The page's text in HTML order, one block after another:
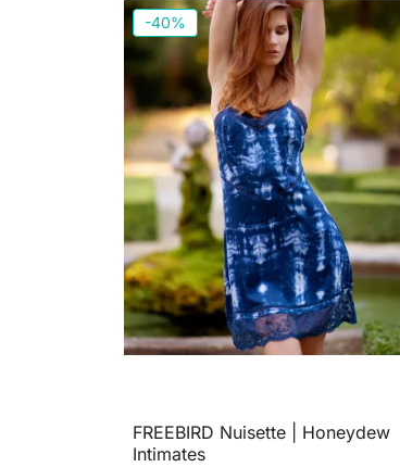
-40%
FREEBIRD Nuisette | Honeydew
Intimates